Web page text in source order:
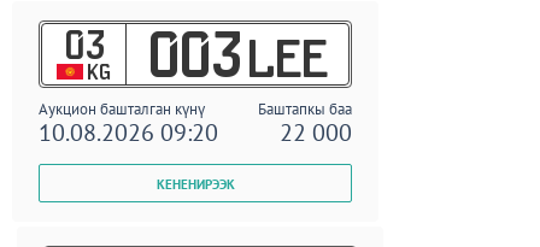
03
KG 003 LEE
Аукцион башталган күнү Баштапкы баа
10.08.2026 09:20 22 000